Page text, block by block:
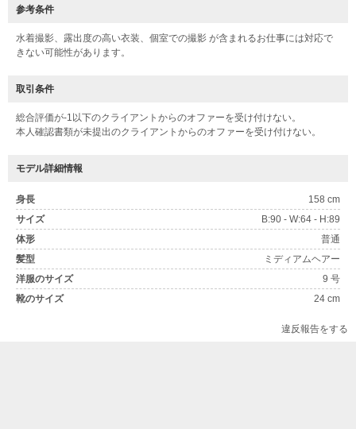
参考条件
水着撮影、露出度の高い衣装、個室での撮影 が含まれるお仕事には対応で
きない可能性があります。
取引条件
総合評価が-1以下のクライアントからのオファーを受け付けない。
本人確認書類が未提出のクライアントからのオファーを受け付けない。
モデル詳細情報
身長
158 cm
サイズ
B:90 - W:64 - H:89
体形
普通
髪型
ミディアムヘアー
洋服のサイズ
9 号
靴のサイズ
24 cm
違反報告をする